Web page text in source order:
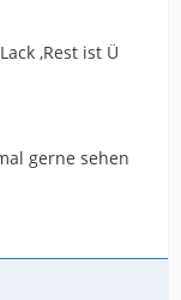
,Rest ist Ü
gerne sehen